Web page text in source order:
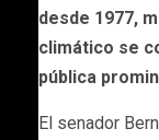
desde 1977,
climático se
pública
El senador